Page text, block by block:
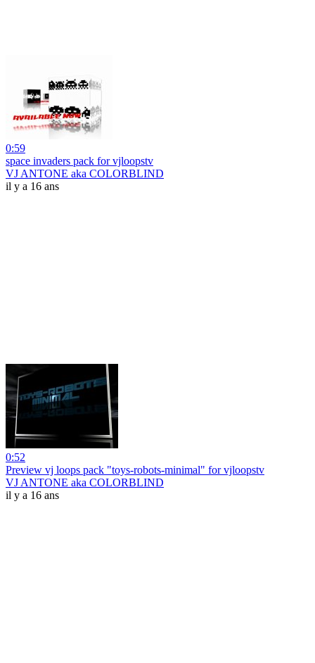
0:59
space invaders pack for vjloopstv
VJ ANTONE aka COLORBLIND
il y a 16 ans
0:52
Preview vj loops pack "toys-robots-minimal" for vjloopstv
VJ ANTONE aka COLORBLIND
il y a 16 ans